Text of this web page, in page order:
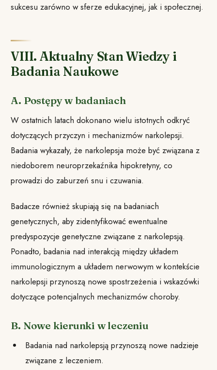
sukcesu zarówno w sferze edukacyjnej, jak i społecznej.
VIII. Aktualny Stan Wiedzy i
Badania Naukowe
A. Postępy w badaniach
W ostatnich latach dokonano wielu istotnych odkryć
dotyczących przyczyn i mechanizmów narkolepsji.
Badania wykazały, że narkolepsja może być związana z
niedoborem neuroprzekaźnika hipokretyny, co
prowadzi do zaburzeń snu i czuwania.
Badacze również skupiają się na badaniach
genetycznych, aby zidentyfikować ewentualne
predyspozycje genetyczne związane z narkolepsją.
Ponadto, badania nad interakcją między układem
immunologicznym a układem nerwowym w kontekście
narkolepsji przynoszą nowe spostrzeżenia i wskazówki
dotyczące potencjalnych mechanizmów choroby.
B. Nowe kierunki w leczeniu
Badania nad narkolepsją przynoszą nowe nadzieje
związane z leczeniem.